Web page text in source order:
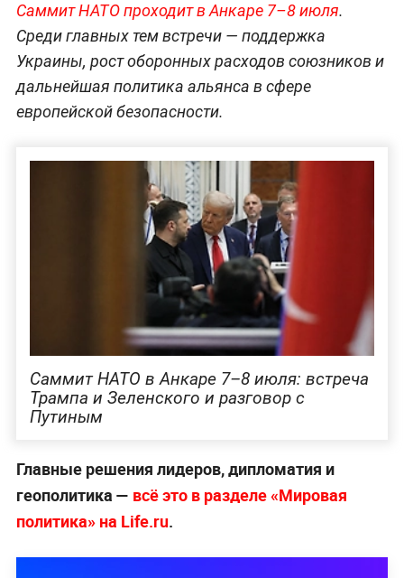
Саммит НАТО проходит в Анкаре 7–8 июля.
Среди главных тем встречи — поддержка
Украины, рост оборонных расходов союзников и
дальнейшая политика альянса в сфере
европейской безопасности.
Саммит НАТО в Анкаре 7–8 июля: встреча
Трампа и Зеленского и разговор с
Путиным
Главные решения лидеров, дипломатия и
геополитика — всё это в разделе «Мировая
политика» на Life.ru.